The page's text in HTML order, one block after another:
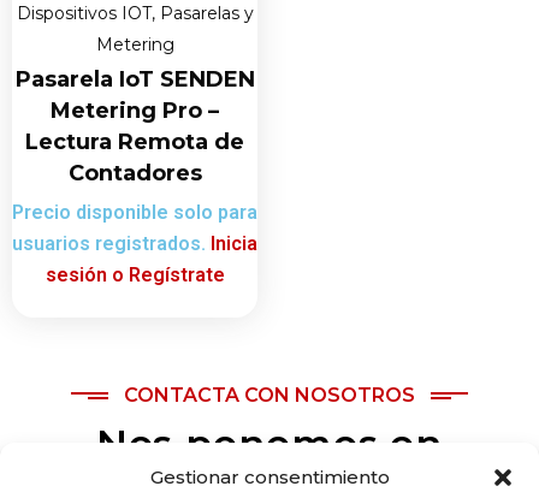
Gestionar consentimiento
Dispositivos IOT, Pasarelas y
Metering
Pasarela IoT SENDEN
Metering Pro –
Lectura Remota de
Contadores
Precio disponible solo para
usuarios registrados. Inicia
sesión o Regístrate
CONTACTA CON NOSOTROS
Nos ponemos en
contacto contigo lo